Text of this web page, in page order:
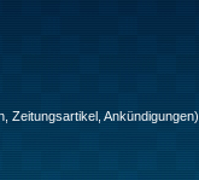
Zeitungsartikel, Ankündigungen).